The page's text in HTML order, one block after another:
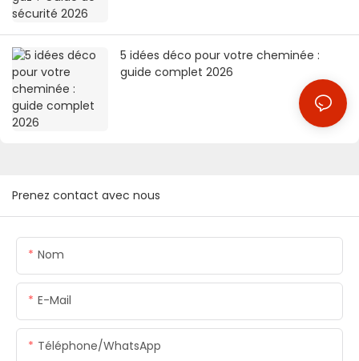
5 idées déco pour votre cheminée :
guide complet 2026
Prenez contact avec nous
Nom
E-Mail
Téléphone/WhatsApp